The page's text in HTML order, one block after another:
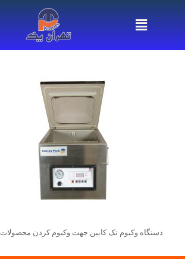
دستگاه وکیوم تک کابین جهت وکیوم کردن محصولات